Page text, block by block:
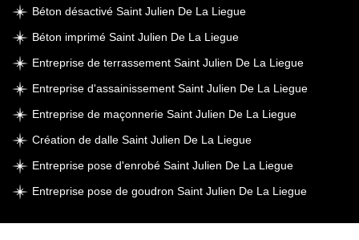
Béton désactivé Saint Julien De La Liegue
Béton imprimé Saint Julien De La Liegue
Entreprise de terrassement Saint Julien De La Liegue
Entreprise d'assainissement Saint Julien De La Liegue
Entreprise de maçonnerie Saint Julien De La Liegue
Création de dalle Saint Julien De La Liegue
Entreprise pose d'enrobé Saint Julien De La Liegue
Entreprise pose de goudron Saint Julien De La Liegue